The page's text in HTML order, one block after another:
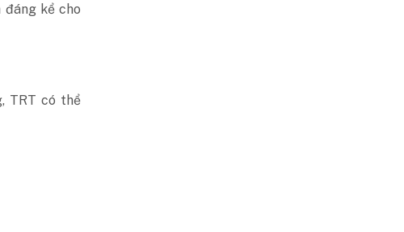
kể cho
TRT có thể